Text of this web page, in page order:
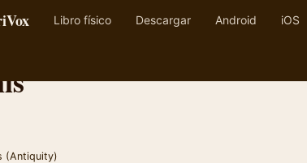
Libro físico Descargar Android iOS
(Antiquity)